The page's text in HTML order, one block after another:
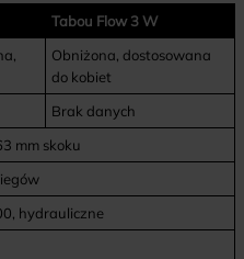
Tabou Flow 3 W
Obniżona, dostosowana
do kobiet
Brak danych
mm skoku
hydrauliczne